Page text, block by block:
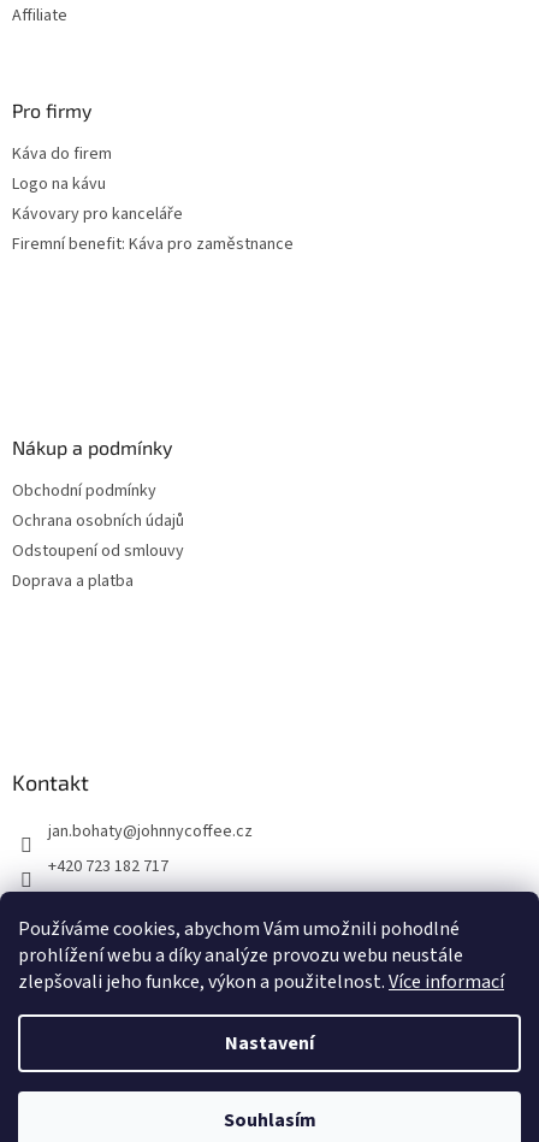
Používáme cookies, abychom Vám umožnili pohodlné
prohlížení webu a díky analýze provozu webu neustále
zlepšovali jeho funkce, výkon a použitelnost.Více informací
Nastavení
Souhlasím
Affiliate
Pro firmy
Káva do firem
Logo na kávu
Kávovary pro kanceláře
Firemní benefit: Káva pro zaměstnance
Nákup a podmínky
Obchodní podmínky
Ochrana osobních údajů
Odstoupení od smlouvy
Doprava a platba
Kontakt
jan.bohaty@johnnycoffee.cz
+420 723 182 717
prazirna_johnny_coffee/
Copyright 2026Johnny Coffee. Všechna práva vyhrazena.Upravit
nastavení cookies